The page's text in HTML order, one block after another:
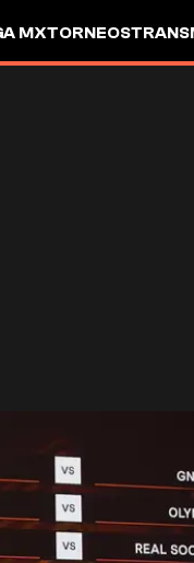
MXTORNEOS